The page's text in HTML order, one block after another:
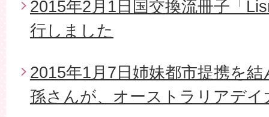
2015年2月1日国交換流冊子「
行しました
2015年1月7日姉妹都市提携を
孫さんが、オーストラリアデ